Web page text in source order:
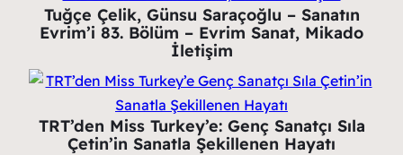
Tuğçe Çelik, Günsu Saraçoğlu – Sanatın
Evrim’i 83. Bölüm – Evrim Sanat, Mikado
İletişim
TRT’den Miss Turkey’e: Genç Sanatçı Sıla
Çetin’in Sanatla Şekillenen Hayatı